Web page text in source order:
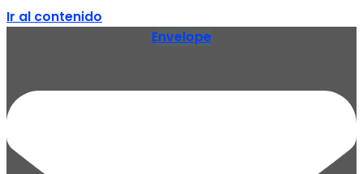
Ir al contenido
Envelope